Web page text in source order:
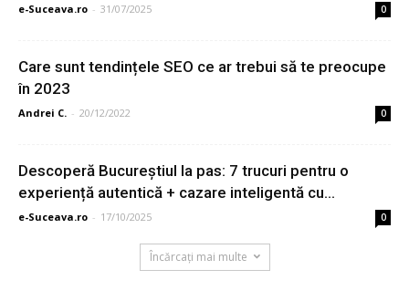
e-Suceava.ro - 31/07/2025 0
Care sunt tendințele SEO ce ar trebui să te preocupe
în 2023
Andrei C. - 20/12/2022 0
Descoperă Bucureștiul la pas: 7 trucuri pentru o
experiență autentică + cazare inteligentă cu...
e-Suceava.ro - 17/10/2025 0
Încărcați mai multe